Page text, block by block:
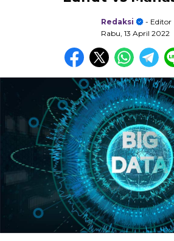
Redaksi
- Editor
Rabu, 13 April 2022